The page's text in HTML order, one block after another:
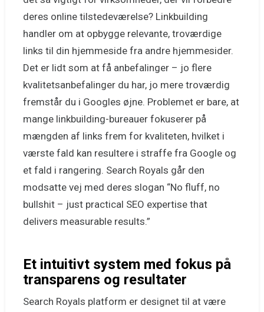
deres online tilstedeværelse? Linkbuilding
handler om at opbygge relevante, troværdige
links til din hjemmeside fra andre hjemmesider.
Det er lidt som at få anbefalinger – jo flere
kvalitetsanbefalinger du har, jo mere troværdig
fremstår du i Googles øjne. Problemet er bare, at
mange linkbuilding-bureauer fokuserer på
mængden af links frem for kvaliteten, hvilket i
værste fald kan resultere i straffe fra Google og
et fald i rangering. Search Royals går den
modsatte vej med deres slogan “No fluff, no
bullshit – just practical SEO expertise that
delivers measurable results.”
Et intuitivt system med fokus på
transparens og resultater
Search Royals platform er designet til at være